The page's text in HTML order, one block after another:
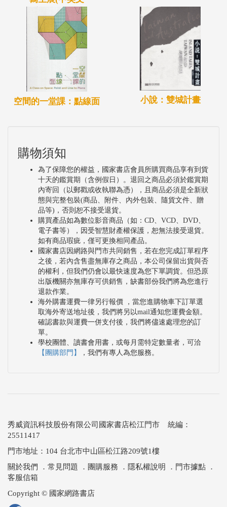
正是在這樣的背景下，《破身影》雀屏中選，成為臺
北市立美術館策展專案的第一檔展覽。策展人游崴持
續關注台灣九?年代以降的藝術發展，特別是身體與
文化彼此間的互涉關係，並提出許多重要而發人深省
的論點。他與同樣長期關注本土藝術與文化生態、持
續記錄歷史發展並收集相關文獻的「在地實驗」藝術
希望透過《破身影》這個展覽，與參展的藝術家蘇匯
宇、余政達及許哲瑜共同思考這些歷史檔案之於當代
人的意義。檔案因而不是只在庫房中漫長等待它們的
未來，而是真正地參與當下社會與文化的建構。就此
而言，策展人、藝術家、藝術行政團隊、甚至是過往
的檔案都不是孤立的行動者，而是網絡化的文化能動
者(cultural agency)，他們共同組成了當代藝術生態的
全貌。對北美館來說，策展專案一方面是形塑這個微
型生態得以成形的力量，卻也是這個生態的重要環
節，我們積極地與藝術界其他重要的行動者一起建立
共同的未來。
當然，最要感謝的，還有本屆「策展徵件計畫」的評
審委員：羊文漪、余思穎、胡朝聖、秦雅君、鄭慧華
空間的一堂課：點線面 小說：雙城計畫
購物須知
為了保障您的權益，國家書店會員所購買商品享有到貨
十天的鑑賞期（含例假日）。退回之商品必須於鑑賞期
內寄回（以郵戳或收執聯為憑），且商品必須是全新狀
態與完整包裝(商品、附件、內外包裝、隨貨文件、贈
品等)，否則恕不接受退貨。
購買產品如為數位影音商品（如：CD、VCD、DVD、
電子書等），因受智慧財產權保護，恕無法接受退貨。
如有商品瑕疵，僅可更換相同產品。
國家書店因網路與門市共同銷售，若在您完成訂單程序
之後，若內含售盡無庫存之商品，本公司保留出貨與否
的權利，但我們仍會以最快速度為您下單調貨。但恐原
出版機關亦無庫存可供銷售，缺書部份我們將為您進行
退款作業。
海外購書運費一律另行報價 ，當您進購物車下訂單選
取海外寄送地址後，我們將另以mail通知您運費金額。
確認書款與運費一併支付後，我們將儘速處理您的訂
單。
學校團體、讀書會用書，或每月需特定數量者，可洽
【團購部門】
，我們有專人為您服務。
秀威資訊科技股份有限公司國家書店松江門市 統編：
25511417
門市地址：104 台北市中山區松江路209號1樓
關於我們
． 常見問題 ． 團購服務 ． 隱私權說明 ． 門市據點 ．
客服信箱
Copyright © 國家網路書店